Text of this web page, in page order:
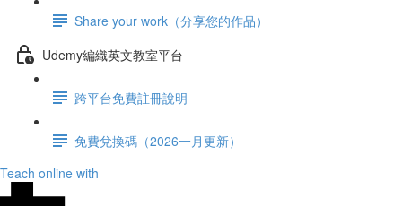
Share your work（分享您的作品）
Udemy編織英文教室平台
跨平台免費註冊說明
免費兌換碼（2026一月更新）
Teach online with